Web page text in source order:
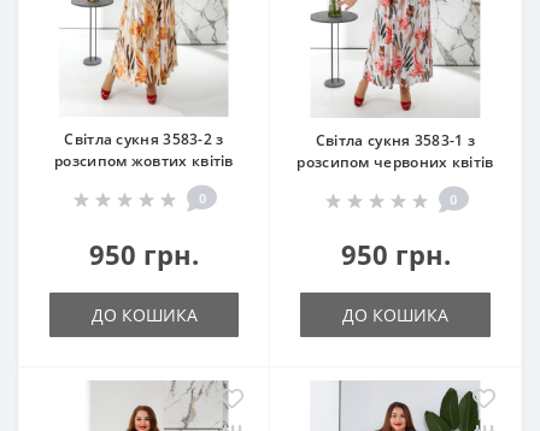
Світла сукня 3583-2 з
розсипом жовтих квітів
0
950 грн.
ДО КОШИКА
Світла сукня 3583-1 з
розсипом червоних квітів
0
950 грн.
ДО КОШИКА